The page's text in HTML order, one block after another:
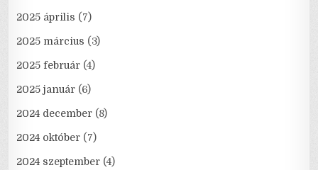
2025 április (7)
2025 március (3)
2025 február (4)
2025 január (6)
2024 december (8)
2024 október (7)
2024 szeptember (4)